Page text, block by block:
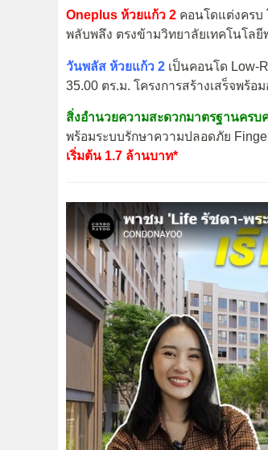
Oneplus ห้วยแก้ว 2 คอนโดแต่งครบ
พลับพลึง ตรงข้ามวิทยาลัยเทคโนโลยี
วันพลัส ห้วยแก้ว 2 เป็นคอนโด Low-
35.00 ตร.ม. โครงการสร้างเสร็จพร้อ
สิ่งอำนวยความสะดวกมาตรฐานครบ
พร้อมระบบรักษาความปลอดภัย
เริ่มต้น 1.7 ล้านบาท*